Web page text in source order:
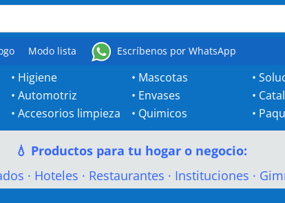
Modo lista Escríbenos por WhatsApp
• Higiene
•Automotriz
•Accesorios limpieza
• Mascotas
• Envases
• Quimicos
•
•
•
💧 Productos para tu hogar o negocio:
· Hoteles · Restaurantes · Instituciones ·